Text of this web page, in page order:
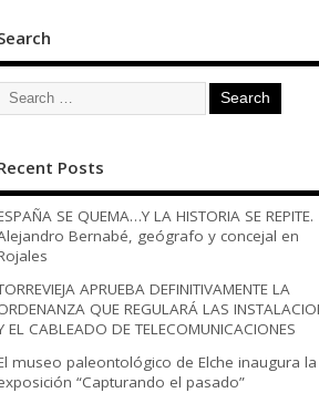
Posts
SE QUEMA…Y LA HISTORIA SE REPITE.
Bernabé, geógrafo y concejal en
APRUEBA DEFINITIVAMENTE LA
QUE REGULARÁ LAS
EL CABLEADO DE TELECOMUNICACIONES
museo paleontológico de Elche inaugura la
“Capturando el pasado”